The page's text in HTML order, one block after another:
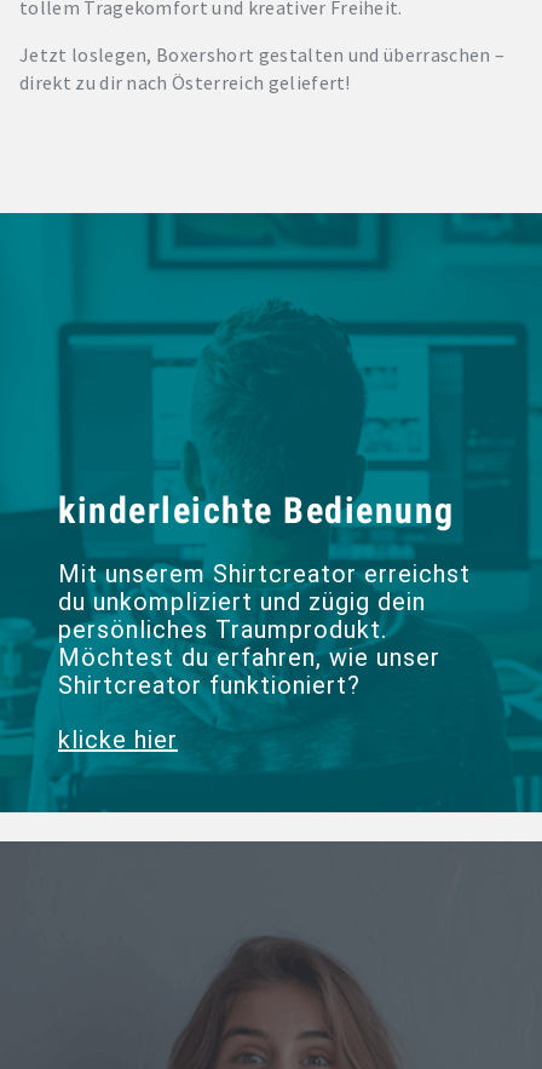
tollem Tragekomfort und kreativer Freiheit.
Jetzt loslegen, Boxershort gestalten und überraschen –
direkt zu dir nach Österreich geliefert!
kinderleichte Bedienung
Mit unserem Shirtcreator erreichst
du unkompliziert und zügig dein
persönliches Traumprodukt.
Möchtest du erfahren, wie unser
Shirtcreator funktioniert?
klicke hier